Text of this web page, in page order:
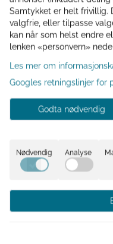
perfekt i både
Denne større
dekorgrener eller
naturlig blikkfang på
vinduskarmen.
størrelsene i samme
Detaljer:
Farge: Grey Onyx
Mål: Lengde 35
Samtykket er helt frivillig.
valgfrie, eller tilpasse
kan når som helst endre
lenken «personvern»
Les mer om
Googles retningslinjer for
Godta nødvendig
Nødvendig Analyse